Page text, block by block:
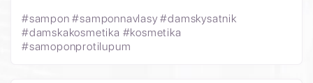
#sampon #samponnavlasy #damskysatnik
#damskakosmetika #kosmetika
#samoponprotilupum